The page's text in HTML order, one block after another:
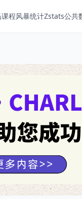
程风暴统计Zstats公共